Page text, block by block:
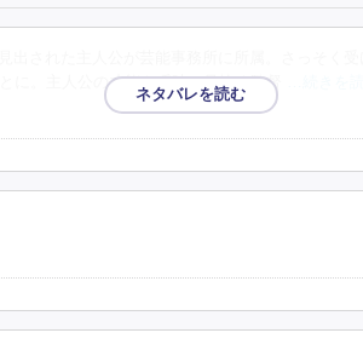
に。主人公の才能を瞬時に見抜く監督